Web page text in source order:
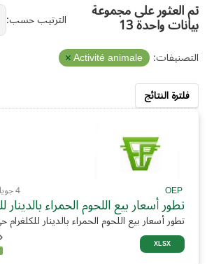
الترتيب حسب تم العثور على مجموعة
بيانات واحدة 13
التصنيفات: Activité animale
فلترة النتائج
OEP 4 جويلية 2026، 16س:57د
تطور أسعار بيع اللحوم الحمراء
تطور أسعار بيع اللحوم الحمراء بالدينار للكلغرام
XLSX